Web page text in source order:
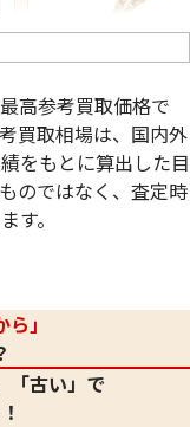
高参考買取価格で
買取相場は、国内外
をもとに算出した目
のではなく、査定時
す。
ら」
「古い」で